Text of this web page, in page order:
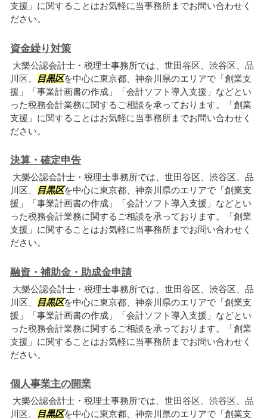
支援」に関することはお気軽に当事務所までお問い合わせく
ださい。
資金繰り対策
大樂公認会計士・税理士事務所では、世田谷区、渋谷区、品
川区、
目黒区を中心に東京都、神奈川県のエリアで「創業支
援」「事業計画書の作成」「会計ソフト導入支援」などとい
った税務会計業務に関するご相談を承っております。「創業
支援」に関することはお気軽に当事務所までお問い合わせく
ださい。
決算・確定申告
大樂公認会計士・税理士事務所では、世田谷区、渋谷区、品
川区、
目黒区を中心に東京都、神奈川県のエリアで「創業支
援」「事業計画書の作成」「会計ソフト導入支援」などとい
った税務会計業務に関するご相談を承っております。「創業
支援」に関することはお気軽に当事務所までお問い合わせく
ださい。
融資・補助金・助成金申請
大樂公認会計士・税理士事務所では、世田谷区、渋谷区、品
川区、
目黒区を中心に東京都、神奈川県のエリアで「創業支
援」「事業計画書の作成」「会計ソフト導入支援」などとい
った税務会計業務に関するご相談を承っております。「創業
支援」に関することはお気軽に当事務所までお問い合わせく
ださい。
個人事業主の開業
大樂公認会計士・税理士事務所では、世田谷区、渋谷区、品
川区、
目黒区を中心に東京都、神奈川県のエリアで「創業支